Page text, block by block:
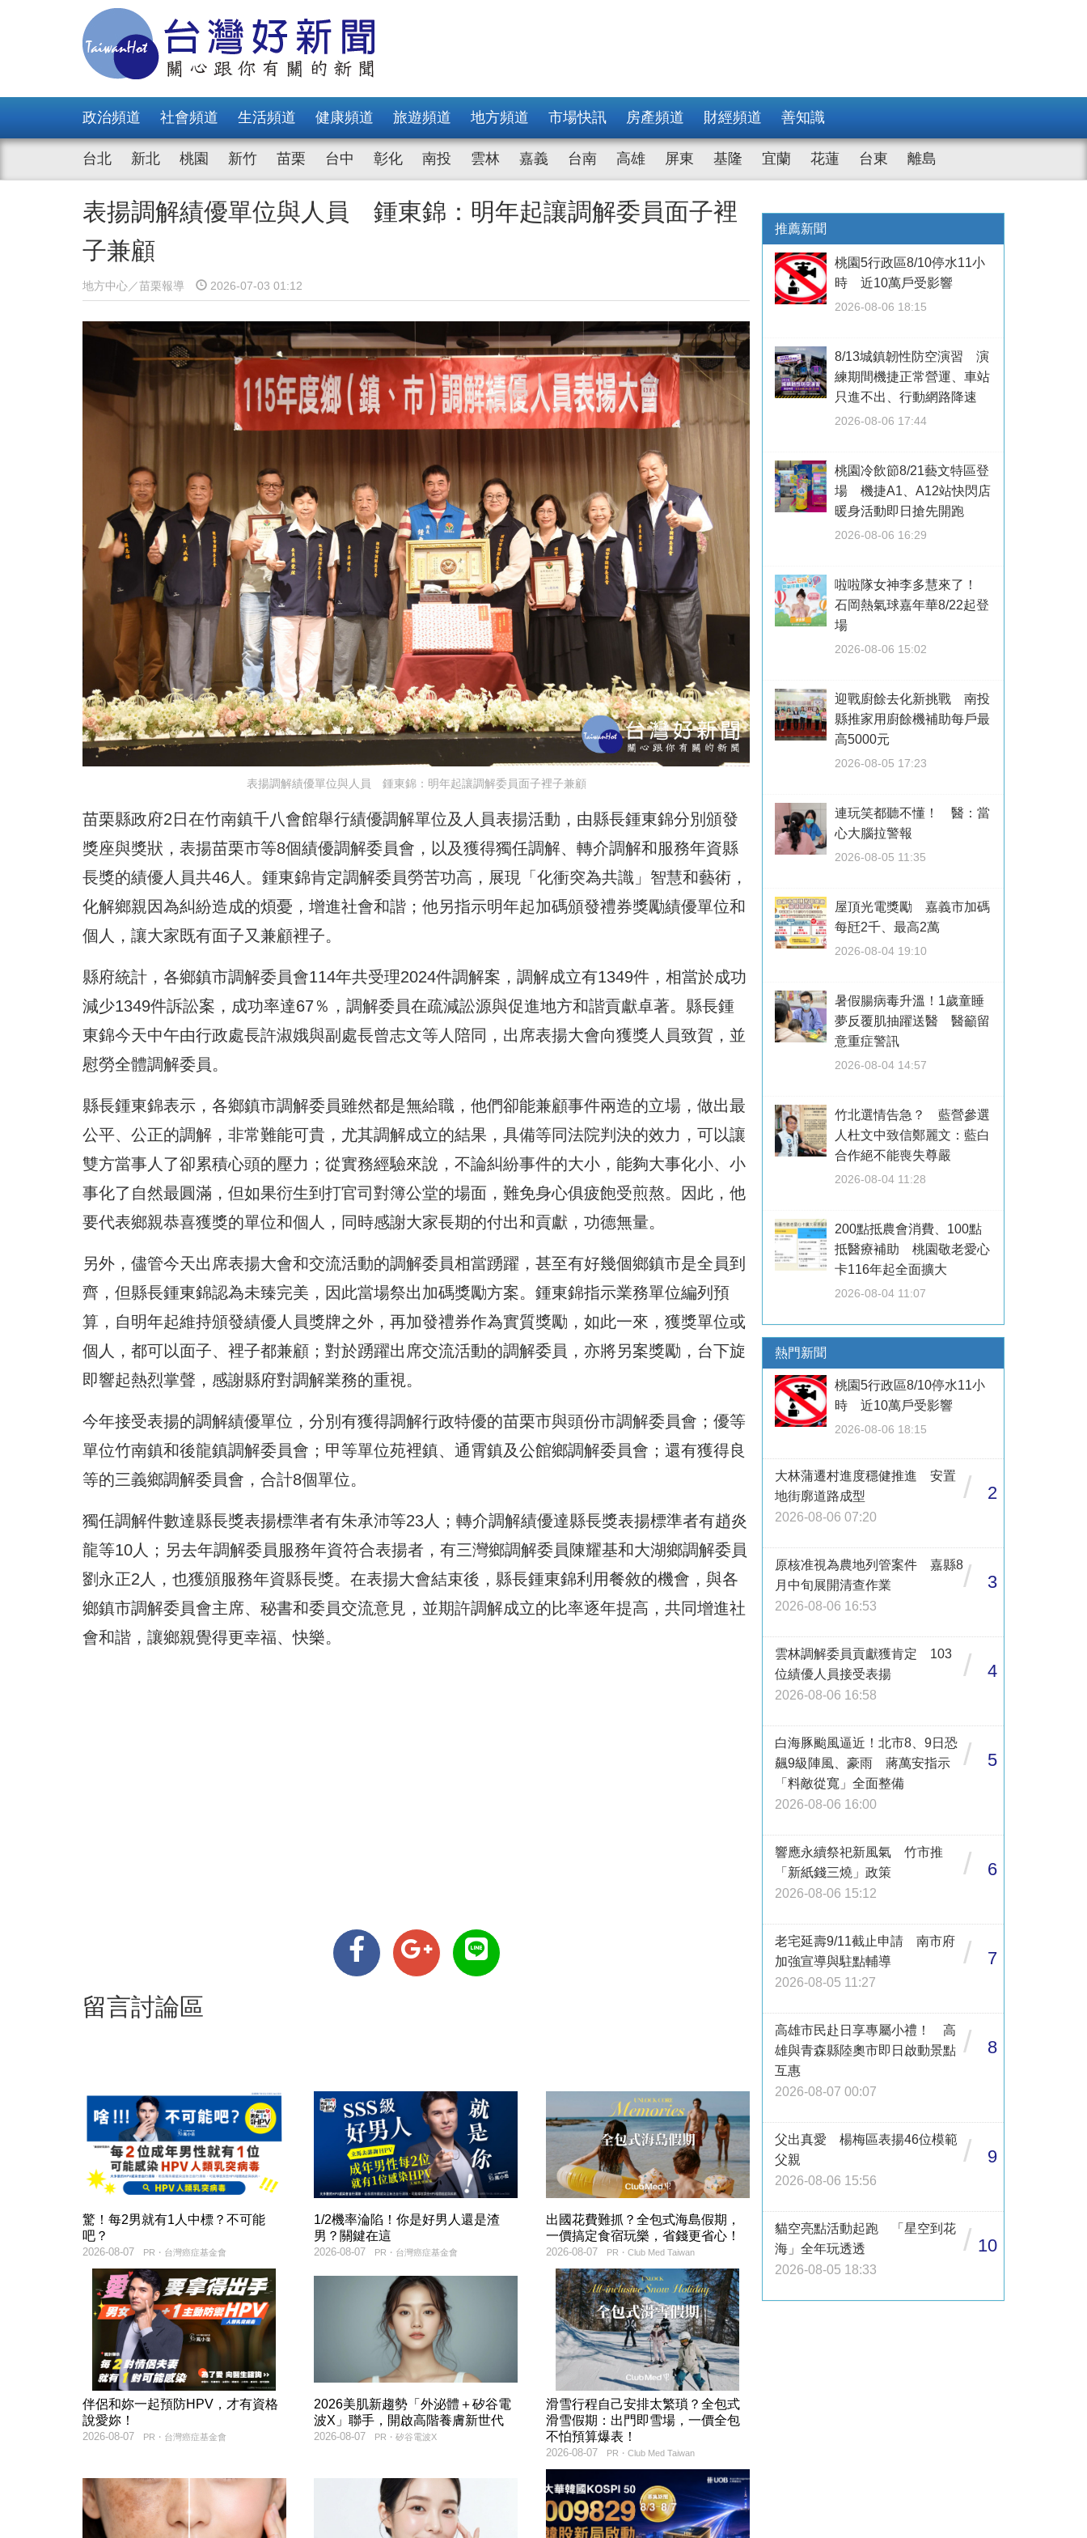
政治頻道 社會頻道 生活頻道 健康頻道 旅遊頻道 地方頻道 市場快訊 房產頻道 財經頻道 善知識
台北 新北 桃園 新竹 苗栗 台中 彰化 南投 雲林 嘉義 台南 高雄 屏東 基隆 宜蘭 花蓮 台東 離島
表揚調解績優單位與人員 鍾東錦：明年起讓調解委員面子裡
子兼顧
地方中心／苗栗報導 2026-07-03 01:12
表揚調解績優單位與人員 鍾東錦：明年起讓調解委員面子裡子兼顧
苗栗縣政府2日在竹南鎮千八會館舉行績優調解單位及人員表揚活動，由縣長鍾東錦分別頒發
獎座與獎狀，表揚苗栗市等8個績優調解委員會，以及獲得獨任調解、轉介調解和服務年資縣
長獎的績優人員共46人。鍾東錦肯定調解委員勞苦功高，展現「化衝突為共識」智慧和藝術，
化解鄉親因為糾紛造成的煩憂，增進社會和諧；他另指示明年起加碼頒發禮券獎勵績優單位和
個人，讓大家既有面子又兼顧裡子。
縣府統計，各鄉鎮市調解委員會114年共受理2024件調解案，調解成立有1349件，相當於成功
減少1349件訴訟案，成功率達67％，調解委員在疏減訟源與促進地方和諧貢獻卓著。縣長鍾
東錦今天中午由行政處長許淑娥與副處長曾志文等人陪同，出席表揚大會向獲獎人員致賀，並
慰勞全體調解委員。
縣長鍾東錦表示，各鄉鎮市調解委員雖然都是無給職，他們卻能兼顧事件兩造的立場，做出最
公平、公正的調解，非常難能可貴，尤其調解成立的結果，具備等同法院判決的效力，可以讓
雙方當事人了卻累積心頭的壓力；從實務經驗來說，不論糾紛事件的大小，能夠大事化小、小
事化了自然最圓滿，但如果衍生到打官司對簿公堂的場面，難免身心俱疲飽受煎熬。因此，他
要代表鄉親恭喜獲獎的單位和個人，同時感謝大家長期的付出和貢獻，功德無量。
另外，儘管今天出席表揚大會和交流活動的調解委員相當踴躍，甚至有好幾個鄉鎮市是全員到
齊，但縣長鍾東錦認為未臻完美，因此當場祭出加碼獎勵方案。鍾東錦指示業務單位編列預
算，自明年起維持頒發績優人員獎牌之外，再加發禮券作為實質獎勵，如此一來，獲獎單位或
個人，都可以面子、裡子都兼顧；對於踴躍出席交流活動的調解委員，亦將另案獎勵，台下旋
即響起熱烈掌聲，感謝縣府對調解業務的重視。
今年接受表揚的調解績優單位，分別有獲得調解行政特優的苗栗市與頭份市調解委員會；優等
單位竹南鎮和後龍鎮調解委員會；甲等單位苑裡鎮、通霄鎮及公館鄉調解委員會；還有獲得良
等的三義鄉調解委員會，合計8個單位。
獨任調解件數達縣長獎表揚標準者有朱承沛等23人；轉介調解績優達縣長獎表揚標準者有趙炎
龍等10人；另去年調解委員服務年資符合表揚者，有三灣鄉調解委員陳耀基和大湖鄉調解委員
劉永正2人，也獲頒服務年資縣長獎。在表揚大會結束後，縣長鍾東錦利用餐敘的機會，與各
鄉鎮市調解委員會主席、秘書和委員交流意見，並期許調解成立的比率逐年提高，共同增進社
會和諧，讓鄉親覺得更幸福、快樂。
留言討論區
驚！每2男就有1人中標？不可能
吧？
PR・台灣癌症基金會
2026-08-07
1/2機率淪陷！你是好男人還是渣
男？關鍵在這
PR・台灣癌症基金會
2026-08-07
出國花費難抓？全包式海島假期，
一價搞定食宿玩樂，省錢更省心！
PR・Club Med Taiwan
2026-08-07
伴侶和妳一起預防HPV，才有資格
說愛妳！
PR・台灣癌症基金會
2026-08-07
2026美肌新趨勢「外泌體＋矽谷電
波X」聯手，開啟高階養膚新世代
PR・矽谷電波X
2026-08-07
滑雪行程自己安排太繁瑣？全包式
滑雪假期：出門即雪場，一價全包
不怕預算爆表！
PR・Club Med Taiwan
2026-08-07
推薦新聞
桃園5行政區8/10停水11小
時 近10萬戶受影響
2026-08-06 18:15
8/13城鎮韌性防空演習 演
練期間機捷正常營運、車站
只進不出、行動網路降速
2026-08-06 17:44
桃園冷飲節8/21藝文特區登
場 機捷A1、A12站快閃店
暖身活動即日搶先開跑
2026-08-06 16:29
啦啦隊女神李多慧來了！
石岡熱氣球嘉年華8/22起登
場
2026-08-06 15:02
迎戰廚餘去化新挑戰 南投
縣推家用廚餘機補助每戶最
高5000元
2026-08-05 17:23
連玩笑都聽不懂！ 醫：當
心大腦拉警報
2026-08-05 11:35
屋頂光電獎勵 嘉義市加碼
每瓩2千、最高2萬
2026-08-04 19:10
暑假腸病毒升溫！1歲童睡
夢反覆肌抽躍送醫 醫籲留
意重症警訊
2026-08-04 14:57
竹北選情告急？ 藍營參選
人杜文中致信鄭麗文：藍白
合作絕不能喪失尊嚴
2026-08-04 11:28
200點抵農會消費、100點
抵醫療補助 桃園敬老愛心
卡116年起全面擴大
2026-08-04 11:07
熱門新聞
桃園5行政區8/10停水11小
時 近10萬戶受影響
2026-08-06 18:15
大林蒲遷村進度穩健推進 安置
地街廓道路成型
2026-08-06 07:20
/ 2
原核准視為農地列管案件 嘉縣8
月中旬展開清查作業
2026-08-06 16:53
/ 3
雲林調解委員貢獻獲肯定 103
位績優人員接受表揚
2026-08-06 16:58
/ 4
白海豚颱風逼近！北市8、9日恐
飆9級陣風、豪雨 蔣萬安指示
「料敵從寬」全面整備
2026-08-06 16:00
/ 5
響應永續祭祀新風氣 竹市推
「新紙錢三燒」政策
2026-08-06 15:12
/ 6
老宅延壽9/11截止申請 南市府
加強宣導與駐點輔導
2026-08-05 11:27
/ 7
高雄市民赴日享專屬小禮！ 高
雄與青森縣陸奧市即日啟動景點
互惠
2026-08-07 00:07
/ 8
父出真愛 楊梅區表揚46位模範
父親
2026-08-06 15:56
/ 9
貓空亮點活動起跑 「星空到花
海」全年玩透透
2026-08-05 18:33
/ 10